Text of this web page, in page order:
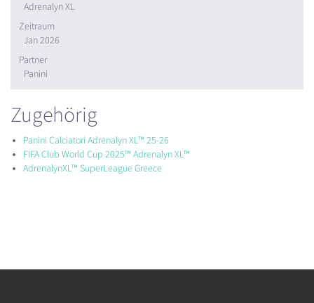
Adrenalyn XL
Zeitraum
Jan 2026
Partner
Panini
Zugehörig
Panini Calciatori Adrenalyn XL™ 25-26
FIFA Club World Cup 2025™ Adrenalyn XL™
AdrenalynXL™ SuperLeague Greece